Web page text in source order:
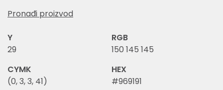
Pronađi proizvod
Y
29
RGB
150 145 145
CYMK
(0, 3, 3, 41)
HEX
#969191